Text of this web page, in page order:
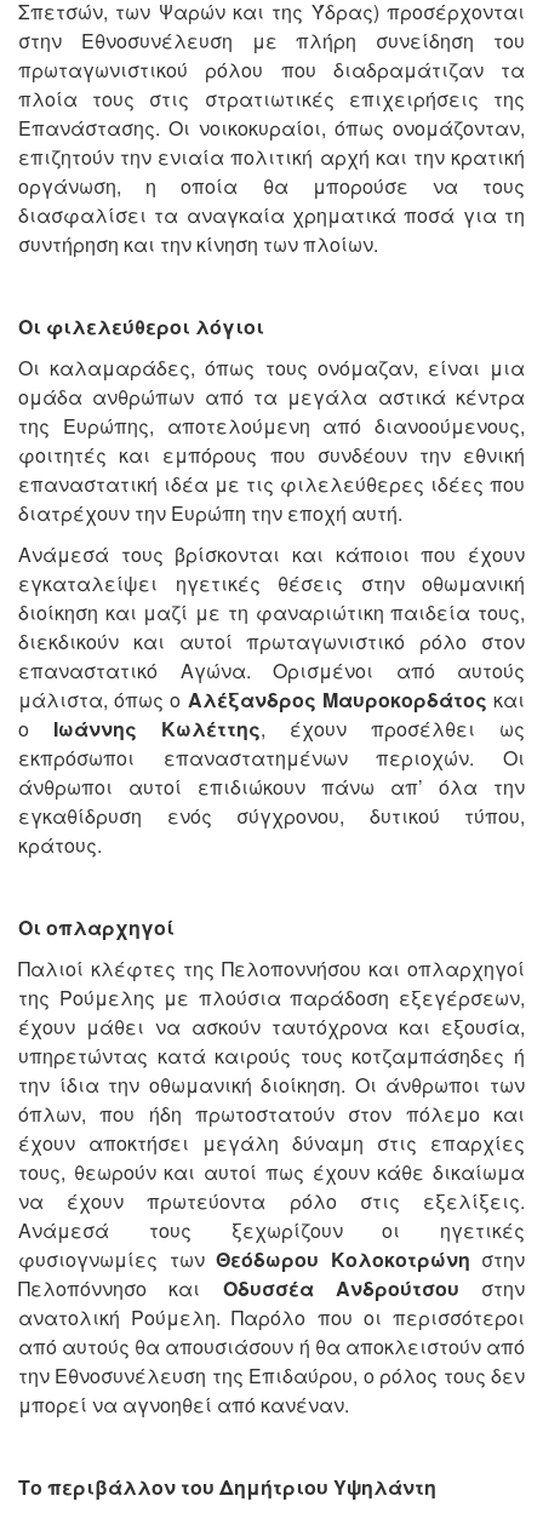
Σπετσών, των Ψαρών και της Ύδρας) προσέρχονται
στην Εθνοσυνέλευση με πλήρη συνείδηση του
πρωταγωνιστικού ρόλου που διαδραμάτιζαν τα
πλοία τους στις στρατιωτικές επιχειρήσεις της
Επανάστασης. Οι νοικοκυραίοι, όπως ονομάζονταν,
επιζητούν την ενιαία πολιτική αρχή και την κρατική
οργάνωση, η οποία θα μπορούσε να τους
διασφαλίσει τα αναγκαία χρηματικά ποσά για τη
συντήρηση και την κίνηση των πλοίων.
Οι φιλελεύθεροι λόγιοι
Οι καλαμαράδες, όπως τους ονόμαζαν, είναι μια
ομάδα ανθρώπων από τα μεγάλα αστικά κέντρα
της Ευρώπης, αποτελούμενη από διανοούμενους,
φοιτητές και εμπόρους που συνδέουν την εθνική
επαναστατική ιδέα με τις φιλελεύθερες ιδέες που
διατρέχουν την Ευρώπη την εποχή αυτή.
Ανάμεσά τους βρίσκονται και κάποιοι που έχουν
εγκαταλείψει ηγετικές θέσεις στην οθωμανική
διοίκηση και μαζί με τη φαναριώτικη παιδεία τους,
διεκδικούν και αυτοί πρωταγωνιστικό ρόλο στον
επαναστατικό Αγώνα. Ορισμένοι από αυτούς
μάλιστα, όπως ο Αλέξανδρος Μαυροκορδάτος και
ο Ιωάννης Κωλέττης, έχουν προσέλθει ως
εκπρόσωποι επαναστατημένων περιοχών. Οι
άνθρωποι αυτοί επιδιώκουν πάνω απ’ όλα την
εγκαθίδρυση ενός σύγχρονου, δυτικού τύπου,
κράτους.
Οι οπλαρχηγοί
Παλιοί κλέφτες της Πελοποννήσου και οπλαρχηγοί
της Ρούμελης με πλούσια παράδοση εξεγέρσεων,
έχουν μάθει να ασκούν ταυτόχρονα και εξουσία,
υπηρετώντας κατά καιρούς τους κοτζαμπάσηδες ή
την ίδια την οθωμανική διοίκηση. Οι άνθρωποι των
όπλων, που ήδη πρωτοστατούν στον πόλεμο και
έχουν αποκτήσει μεγάλη δύναμη στις επαρχίες
τους, θεωρούν και αυτοί πως έχουν κάθε δικαίωμα
να έχουν πρωτεύοντα ρόλο στις εξελίξεις.
Ανάμεσά τους ξεχωρίζουν οι ηγετικές
φυσιογνωμίες των Θεόδωρου Κολοκοτρώνη στην
Πελοπόννησο και Οδυσσέα Ανδρούτσου στην
ανατολική Ρούμελη. Παρόλο που οι περισσότεροι
από αυτούς θα απουσιάσουν ή θα αποκλειστούν από
την Εθνοσυνέλευση της Επιδαύρου, ο ρόλος τους δεν
μπορεί να αγνοηθεί από κανέναν.
Το περιβάλλον του Δημήτριου Υψηλάντη